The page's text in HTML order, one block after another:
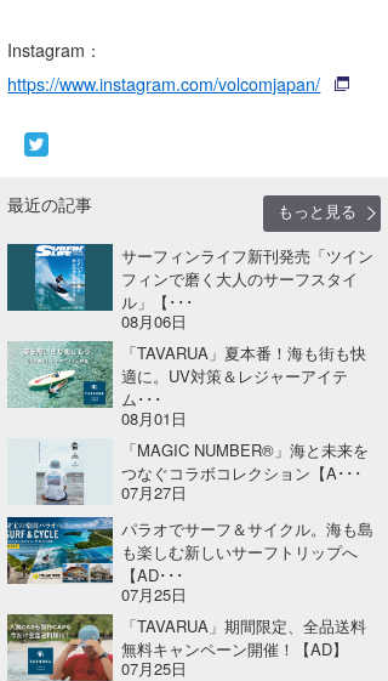
Instagram：
https://www.instagram.com/volcomjapan/
最近の記事
もっと見る
サーフィンライフ新刊発売「ツイン
フィンで磨く大人のサーフスタイ
ル」【･･･
08月06日
「TAVARUA」夏本番！海も街も快
適に。UV対策＆レジャーアイテ
ム･･･
08月01日
「MAGIC NUMBER®」海と未来を
つなぐコラボコレクション【A･･･
07月27日
パラオでサーフ＆サイクル。海も島
も楽しむ新しいサーフトリップへ
【AD･･･
07月25日
「TAVARUA」期間限定、全品送料
無料キャンペーン開催！【AD】
07月25日